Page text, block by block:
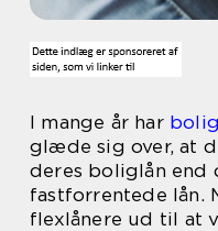
I mange år har
glæde sig over, at
deres boliglån
fastforrentede lån.
flexlånere ud til at